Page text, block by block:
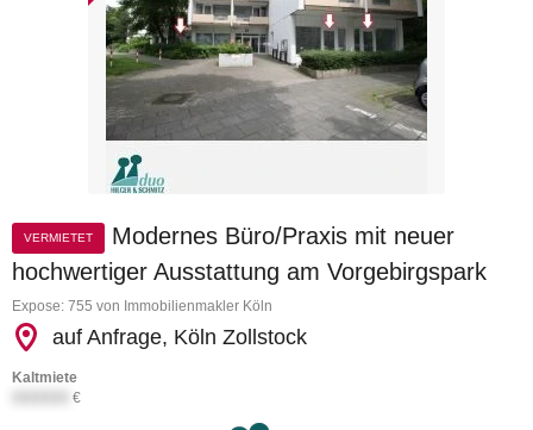
VERMIETET
Modernes Büro/Praxis mit neuer
hochwertiger Ausstattung am Vorgebirgspark
Expose: 755 von Immobilienmakler Köln
auf Anfrage, Köln Zollstock
Kaltmiete
€